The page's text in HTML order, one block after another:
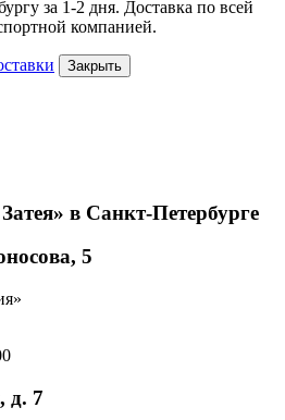
за 1-2 дня. Доставка по всей
компанией.
Закрыть
в Санкт-Петербурге
5
д. 7